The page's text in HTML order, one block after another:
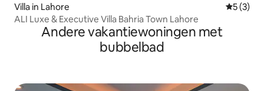
Villa in Lahore
5 (3)
ALI Luxe & Executive Villa Bahria Town Lahore
Andere vakantiewoningen met
bubbelbad